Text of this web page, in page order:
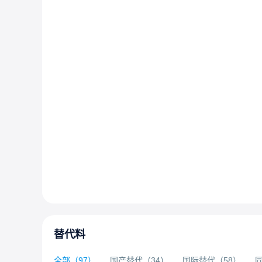
替代料